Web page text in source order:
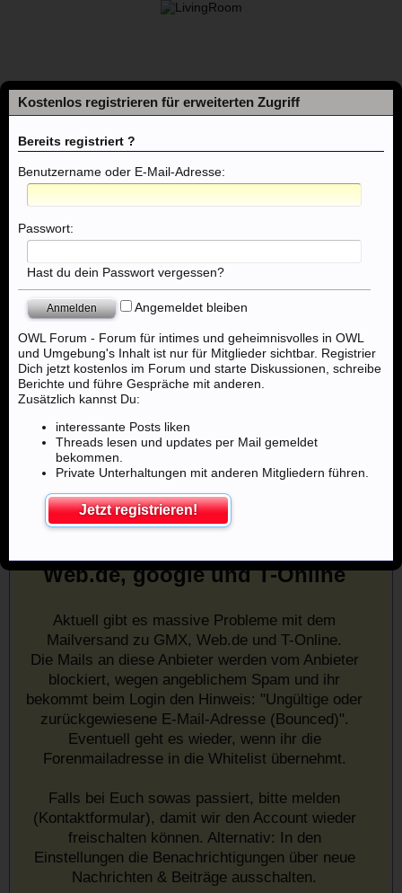
Foren ..:: Massagen ::.. Massage -
Web.de, google und T-Online
Aktuell gibt es massive Probleme mit dem
Mailversand zu GMX, Web.de und T-Online.
Die Mails an diese Anbieter werden vom Anbieter
blockiert, wegen angeblichem Spam und ihr
bekommt beim Login den Hinweis: "Ungültige oder
zurückgewiesene E-Mail-Adresse (Bounced)".
Eventuell geht es wieder, wenn ihr die
Forenmailadresse in die Whitelist übernehmt.
Falls bei Euch sowas passiert, bitte melden
(Kontaktformular), damit wir den Account wieder
freischalten können. Alternativ: In den
Einstellungen die Benachrichtigungen über neue
Nachrichten & Beiträge ausschalten.
Foren
Themen mit aktuellen Beiträgen
Kostenlos registrieren für erweiterten Zugriff
Bereits registriert ?
Benutzername oder E-Mail-Adresse:
Passwort:
Hast du dein Passwort vergessen?
Angemeldet bleiben
OWL Forum - Forum für intimes und geheimnisvolles in OWL
und Umgebung's Inhalt ist nur für Mitglieder sichtbar. Registrier
Dich jetzt kostenlos im Forum und starte Diskussionen, schreibe
Berichte und führe Gespräche mit anderen.
Zusätzlich kannst Du:
interessante Posts liken
Threads lesen und updates per Mail gemeldet
bekommen.
Private Unterhaltungen mit anderen Mitgliedern führen.
Jetzt registrieren!